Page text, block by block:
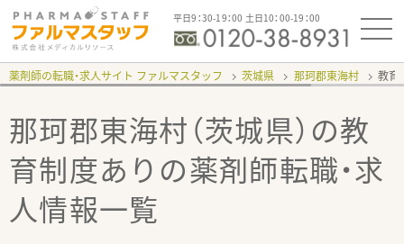
平日9：30-19：00 土日10：00-19：00
薬剤師の転職・求人サイト ファルマスタッフ 茨城県 那珂郡東海村 教育
那珂郡東海村（茨城県）の教
育制度あり の薬剤師転職・求
人情報一覧